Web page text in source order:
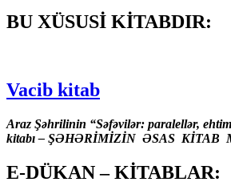
BU XÜSUSİ KİTABDIR:
Vacib kitab
Araz Şəhrilinin “Səfəvilər: paralellər,
kitabı – ŞƏHƏRİMİZİN ƏSAS KİTAB
E-DÜKAN – KİTABLAR: